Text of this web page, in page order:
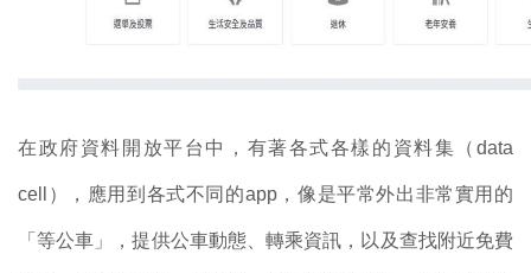
在政府資料開放平台中，有著各式各樣的資料集（ data
cell ），應用到各式不同的app，像是平常外出非常實用的
「等公車」，提供公車動態、轉乘資訊，以及查找附近免費